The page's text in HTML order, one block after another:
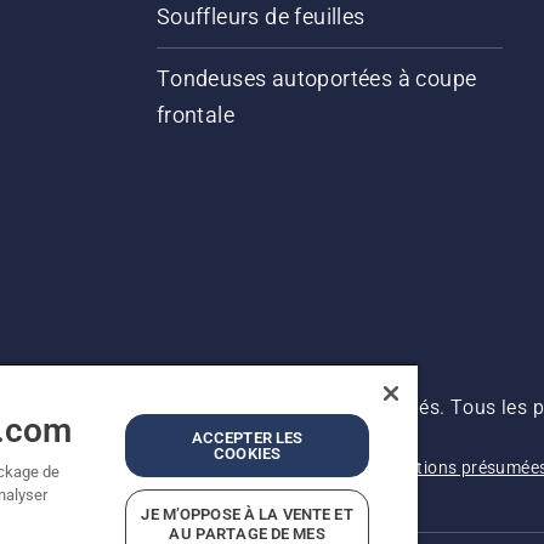
Souffleurs de feuilles
Tondeuses autoportées à coupe
frontale
prix indiqués sont des prix de vente conseillés. Tous les
est disponible pour un achat direct.
Avis de confidentialité Signalement de violations
de
ACCEPTER LES
COOKIES
JE M’OPPOSE À LA VENTE ET
AU PARTAGE DE MES